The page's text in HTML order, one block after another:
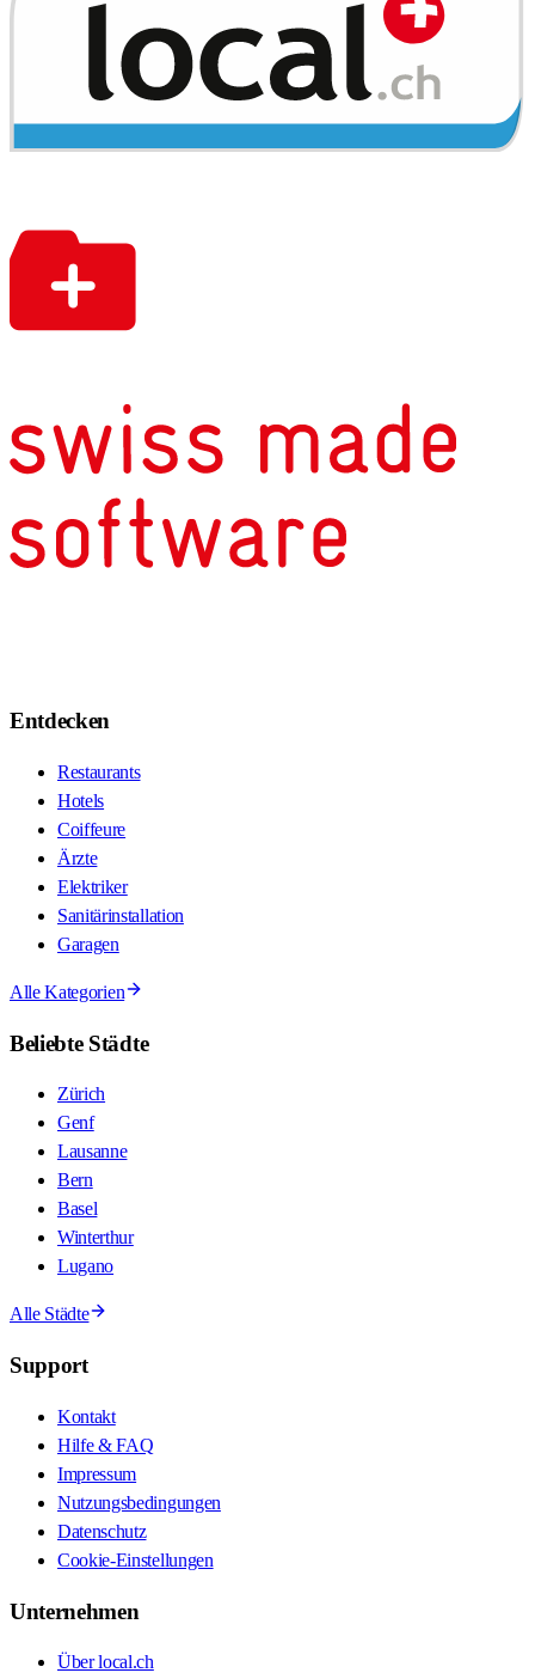
Entdecken
Restaurants
Hotels
Coiffeure
Ärzte
Elektriker
Sanitärinstallation
Garagen
Alle Kategorien
Beliebte Städte
Zürich
Genf
Lausanne
Bern
Basel
Winterthur
Lugano
Alle Städte
Support
Kontakt
Hilfe & FAQ
Impressum
Nutzungsbedingungen
Datenschutz
Cookie-Einstellungen
Unternehmen
Über local.ch